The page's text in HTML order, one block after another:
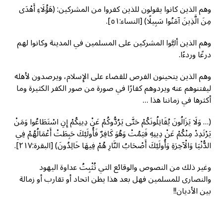
وهم الذين كانوا يقولون للذين كفروا من المشركين: (هَؤُلَاءِ أَهْدَى
مِنَ الَّذِينَ آمَنُوا سَبِيلًا) [النساء:٥١].
وهم الذين ألبَّوا المشركين على المسلمين في المدينة وكانوا لهم
درعًا وردءًا.
وهم الذين يتحينون الفرص للقضاء على الإِسلام، ويرصدون لأهله
ليفتنوهم عنه ويردوهم كفارًا في صورة من صور الكفر الكثيرة وما
أكثرها في زماننا هذا …
(… وَلَا يَزَالُونَ يُقَاتِلُونَكُمْ حَتَّى يَرُدُّوكُمْ عَنْ دِينِكُمْ إِنِ اسْتَطَاعُوا وَمَنْ
يَرْتَدِدْ مِنْكُمْ عَنْ دِينِهِ فَيَمُتْ وَهُوَ كَافِرٌ فَأُولَئِكَ حَبِطَتْ أَعْمَالُهُمْ فِي
الدُّنْيَا وَالْآخِرَةِ وَأُولَئِكَ أَصْحَابُ النَّارِ هُمْ فِيهَا خَالِدُونَ) [البقرة:٢١٧].
وغير ذلك من النصوص والوقائع التي تُثْبِتُ عداوة اليهود
والنصارى للمسلمين فهل بعد هذا يظن اتحاد أو تقارب أو زمالة
بين الأديان!!